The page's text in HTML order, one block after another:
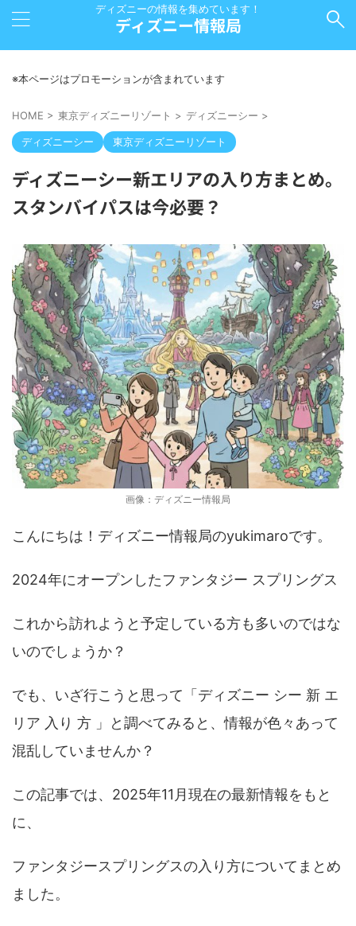
ディズニーの情報を集めています！
ディズニー情報局
※本ページはプロモーションが含まれています
HOME > 東京ディズニーリゾート > ディズニーシー >
ディズニーシー 東京ディズニーリゾート
ディズニーシー新エリアの入り方まとめ。
スタンバイパスは今必要？
画像：ディズニー情報局
こんにちは！ディズニー情報局のyukimaroです。
2024年にオープンしたファンタジー スプリングス
これから訪れようと予定している方も多いのではな
いのでしょうか？
でも、いざ行こうと思って「ディズニー シー 新 エ
リア 入り 方 」と調べてみると、情報が色々あって
混乱していませんか？
この記事では、2025年11月現在の最新情報をもと
に、
ファンタジースプリングスの入り方についてまとめ
ました。